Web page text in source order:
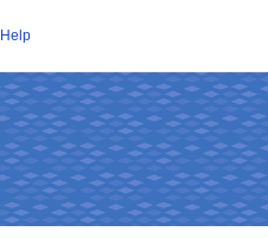
Help